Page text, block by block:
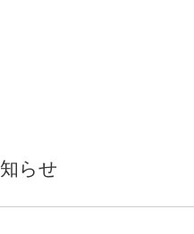
らせ